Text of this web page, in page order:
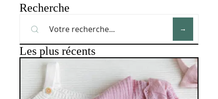
Recherche
Les plus récents